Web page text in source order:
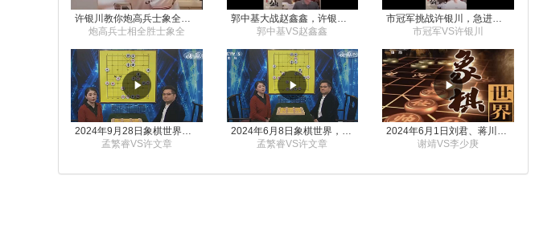
炮高兵士相全胜士象全
郭中基VS赵鑫鑫
市冠军VS许银川
2024年9月28日象棋世界栏目，刘君、蒋川讲解了第九届杨官璘杯象棋公开赛孟繁睿与许文章的对局
孟繁睿VS许文章
2024年6月8日象棋世界，刘君、蒋川讲解了第九届杨官璘杯全国象棋公开赛孟繁睿与许文章的对局
孟繁睿VS许文章
2024年6月1日刘君、蒋川讲解第三届上海杯象棋大师赛谢靖与李少庚的对局
谢靖VS李少庚